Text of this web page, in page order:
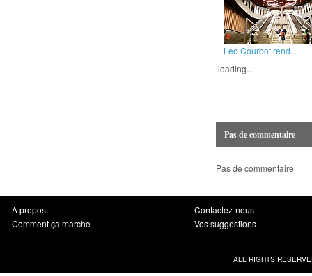
Leo Courbot rend...
loading...
Pas de commentaire
Pas de commentaire
À propos
Comment ça marche
Contactez-nous
Vos suggestions
ALL RIGHTS